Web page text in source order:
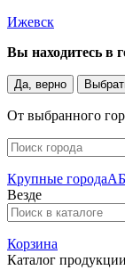
Ижевск
Вы находитесь в
Да, верно
От выбранного
Крупные городаАБ
Везде
Корзина
Каталог продукции